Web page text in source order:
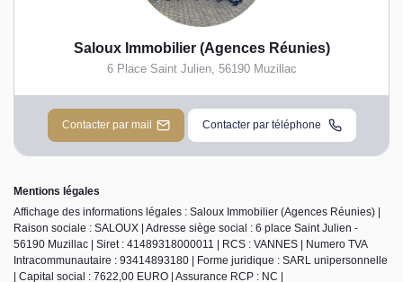
Saloux Immobilier (Agences Réunies)
6 Place Saint Julien, 56190 Muzillac
Contacter par mail Contacter par téléphone
Mentions légales
Affichage des informations légales : Saloux Immobilier (Agences Réunies) |
Raison sociale : SALOUX | Adresse siège social : 6 place Saint Julien -
56190 Muzillac | Siret : 41489318000011 | RCS : VANNES | Numero TVA
Intracommunautaire : 93414893180 | Forme juridique : SARL unipersonnelle
| Capital social : 7622,00 EURO | Assurance RCP : NC |